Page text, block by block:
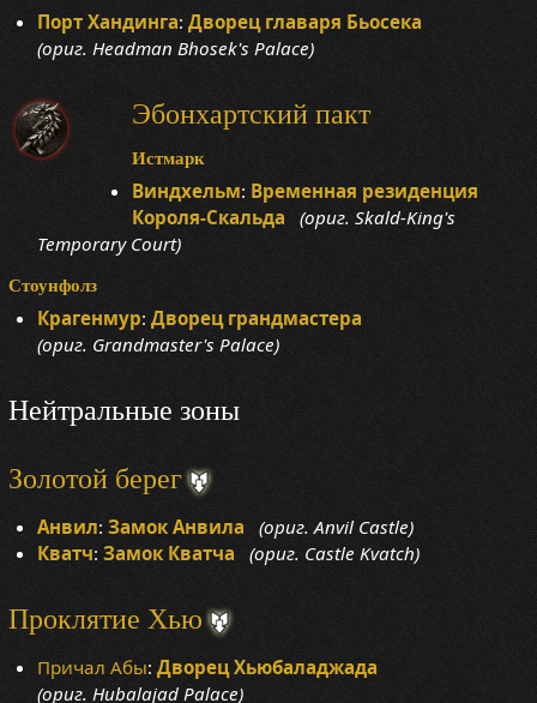
Порт Хандинга:Дворец главаря Бьосека
(ориг. Headman Bhosek's Palace)
Эбонхартский пакт
Истмарк
Виндхельм: Временная резиденция
Короля-Скальда
(ориг. Skald-King's
Temporary Court)
Стоунфолз
Крагенмур:Дворец грандмастера
(ориг. Grandmaster's Palace)
Нейтральные зоны
Золотой берег
Анвил:Замок Анвила
(ориг. Anvil Castle)
Кватч:Замок Кватча (ориг. Castle Kvatch)
Проклятие Хью
Причал Абы:Дворец Хьюбаладжада
(ориг. Hubalajad Palace)